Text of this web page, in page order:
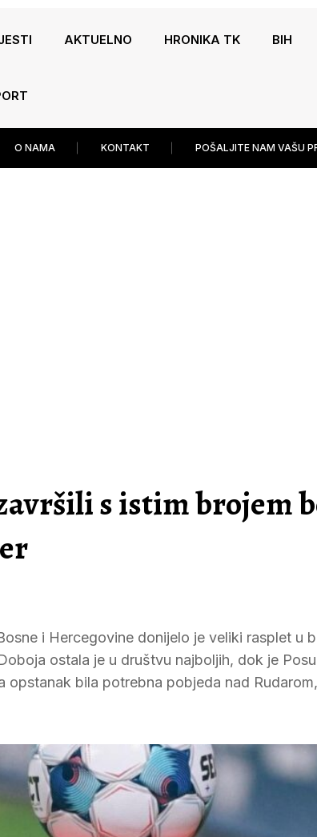
AKTUELNO HRONIKA TK BIH
O NAMA KONTAKT POŠALJITE NAM VAŠU
s istim brojem
i Hercegovine donijelo je veliki rasplet u
ostala je u društvu najboljih, dok je
opstanak bila potrebna pobjeda nad